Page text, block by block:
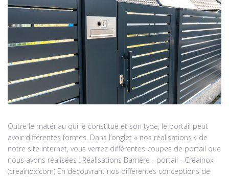
Outre le matériau qui le constitue et son type, le portail peut
avoir différentes formes. Dans l’onglet « nos réalisations » de
notre site internet, vous verrez différentes coupes de portail que
nous avons réalisées : Réalisations Barrière - portail - Créainox
(creainox.com) En découvrant nos différentes conceptions de